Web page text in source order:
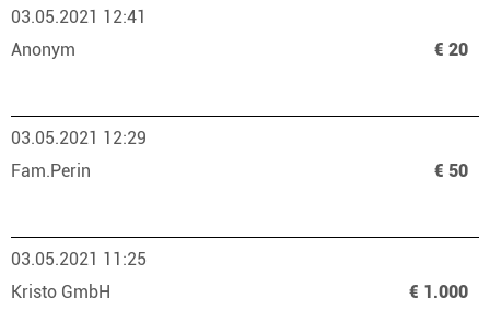
03.05.2021 12:41
Anonym
€ 20
03.05.2021 12:29
Fam.Perin
€ 50
03.05.2021 11:25
Kristo GmbH
€ 1.000